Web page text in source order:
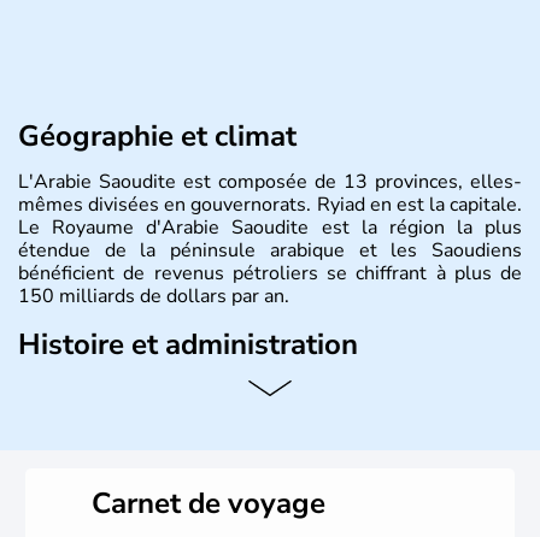
Géographie et climat
L'Arabie Saoudite est composée de 13 provinces, elles-
mêmes divisées en gouvernorats. Ryiad en est la capitale.
Le Royaume d'Arabie Saoudite est la région la plus
étendue de la péninsule arabique et les Saoudiens
bénéficient de revenus pétroliers se chiffrant à plus de
150 milliards de dollars par an.
Histoire et administration
Limitrophe du Koweit, de la Jordanie ou bien encore du
avec des températures diurnes très élevées, chutant
fortement la nuit. L'islam sunnite est la religion d'Etat du
Carnet de voyage